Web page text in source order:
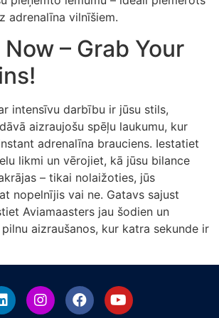
adrenalīna vilnīšiem.
– Grab Your
intensīvu darbību ir jūsu stils,
aizraujošu spēļu laukumu, kur
adrenalīna brauciens. Iestatiet
likmi un vērojiet, kā jūsu bilance
– tikai nolaižoties, jūs
nopelnījis vai ne. Gatavs sajust
Aviamaasters jau šodien un
aizraušanos, kur katra sekunde ir